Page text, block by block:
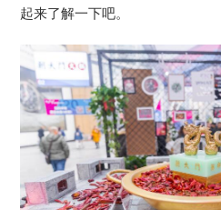
起来了解一下吧。